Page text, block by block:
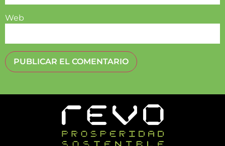
Web